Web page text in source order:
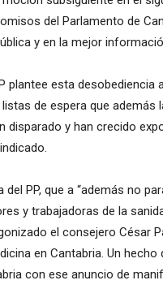
del Parlamento de
y en la mejor
plantee esta
de espera que además
disparado y han crecido
del PP, que a “además no
y trabajadoras de la
el consejero César
en Cantabria. Un
con ese anuncio de